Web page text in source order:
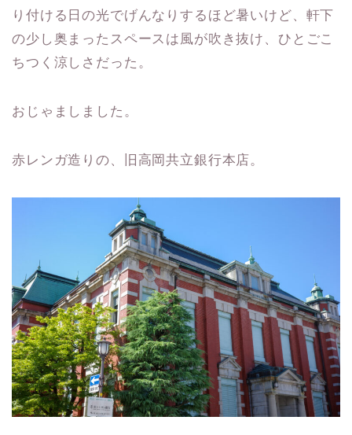
り付ける日の光でげんなりするほど暑いけど、軒下
の少し奥まったスペースは風が吹き抜け、ひとごこ
ちつく涼しさだった。
おじゃましました。
赤レンガ造りの、旧高岡共立銀行本店。